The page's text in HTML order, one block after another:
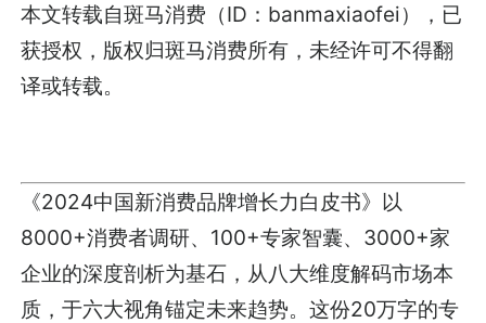
本文转载自斑马消费（ID：banmaxiaofei），已
获授权，版权归斑马消费所有，未经许可不得翻
译或转载。
《2024中国新消费品牌增长力白皮书》以
8000+消费者调研、100+专家智囊、3000+家
企业的深度剖析为基石，从八大维度解码市场本
质，于六大视角锚定未来趋势。这份20万字的专